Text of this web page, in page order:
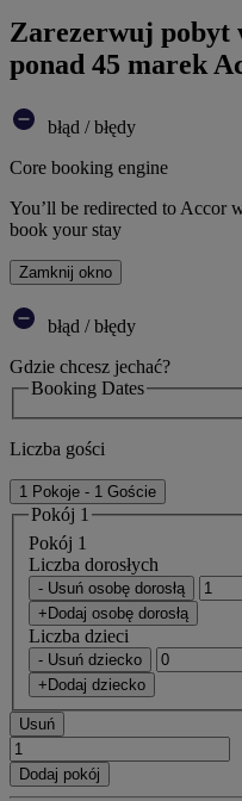
Zarezerwuj pobyt
ponad 45 marek
błąd / błędy
Core booking engine
You’ll be redirected to Accor
book your stay
Zamknij okno
błąd / błędy
Gdzie chcesz jechać?
Booking Dates
Liczba gości
1 Pokoje - 1 Goście
Pokój 1
Pokój 1
Liczba dorosłych
- Usuń osobę dorosłą
+Dodaj osobę dorosłą
Liczba dzieci
- Usuń dziecko
+Dodaj dziecko
Usuń
Dodaj pokój